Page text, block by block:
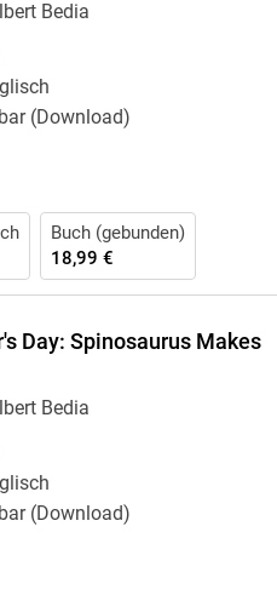
Bedia
(Download)
Buch (gebunden)
18,99 €
Day: Spinosaurus Makes
Bedia
(Download)